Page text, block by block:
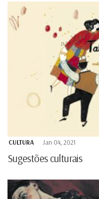
CULTURA Jan 04, 2021
Sugestões culturais